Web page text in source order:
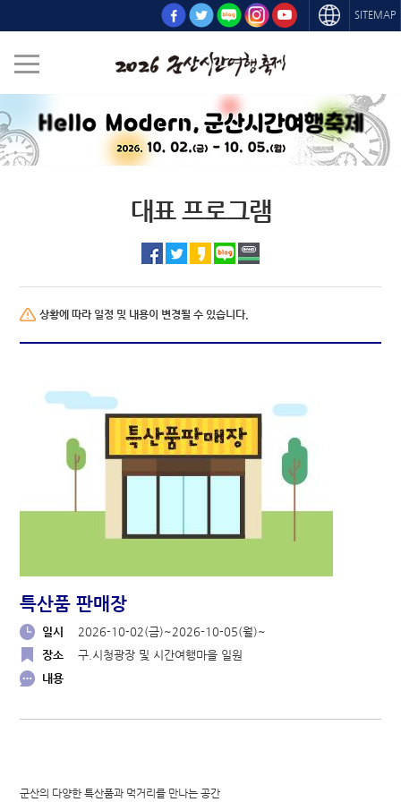
SITEMAP
대표 프로그램
상황에 따라 일정 및 내용이 변경될 수 있습니다.
특산품 판매장
일시
2026-10-02(금)~2026-10-05(월)~
장소
구.시청광장 및 시간여행마을 일원
내용
군산의 다양한 특산품과 먹거리를 만나는 공간